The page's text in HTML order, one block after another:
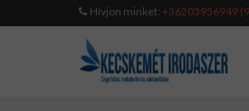
Hívjon minket: +36203956949